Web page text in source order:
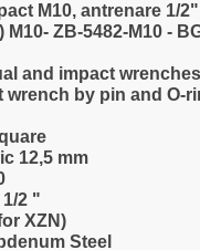
M10, antrenare 1/
M10- ZB-5482-M10 -
and impact wrenches
wrench by pin and O-
12,5 mm
2 "
XZN)
Steel